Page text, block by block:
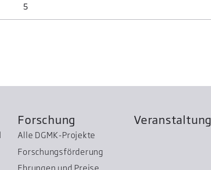
5
Forschung
Alle DGMK-Projekte
Forschungsförderung